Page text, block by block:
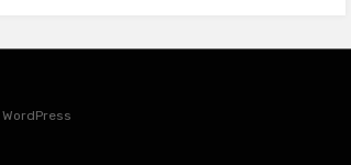
WordPress